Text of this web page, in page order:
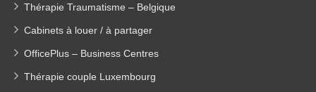
Thérapie Traumatisme – Belgique
Cabinets à louer / à partager
OfficePlus – Business Centres
Thérapie couple Luxembourg